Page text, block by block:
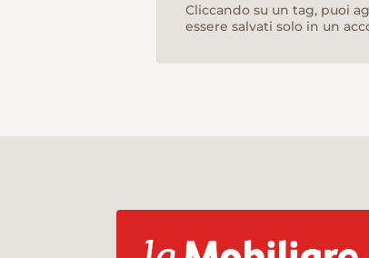
Cliccando su un tag, puoi
essere salvati solo in un